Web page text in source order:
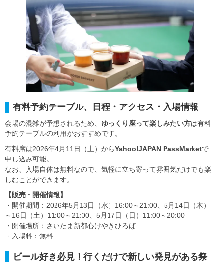
有料予約テーブル、日程・アクセス・入場情報
会場の混雑が予想されるため、 ゆっくり座って楽しみたい方は有料
予約テーブルの利用がおすすめです。
有料席は2026年4月11日（土）からYahoo!JAPAN PassMarketで
申し込み可能。
なお、入場自体は無料なので、気軽に立ち寄って雰囲気だけでも楽
しむことができます。
【販売・開催情報】
・開催期間：2026年5月13日（水）16:00～21:00、5月14日（木）
～16日（土）11:00～21:00、5月17日（日）11:00～20:00
・開催場所：さいたま新都心けやきひろば
・入場料：無料
ビール好き必見！行くだけで新しい発見がある祭